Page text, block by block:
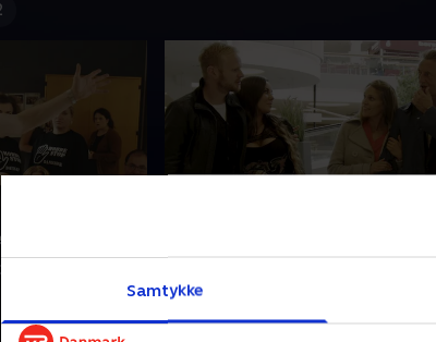
Samtykke
et uheld til at
der er på vej til
organisationen
har fået mand og barn, og parret
fremstår udadtil perfekt. .